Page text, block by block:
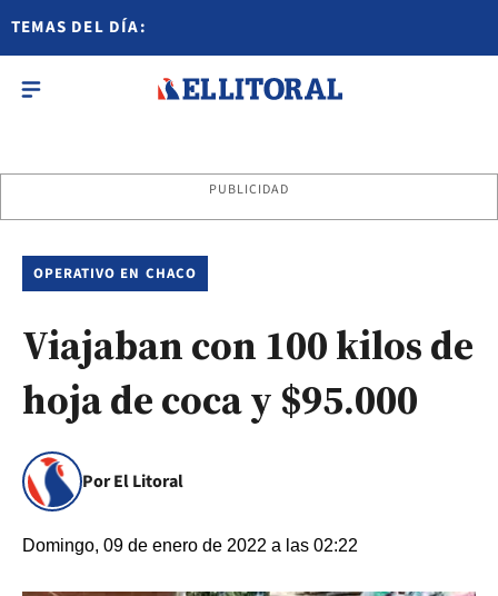
TEMAS DEL DÍA:
PUBLICIDAD
OPERATIVO EN CHACO
Viajaban con 100 kilos de
hoja de coca y $95.000
Por El Litoral
Domingo, 09 de enero de 2022 a las 02:22